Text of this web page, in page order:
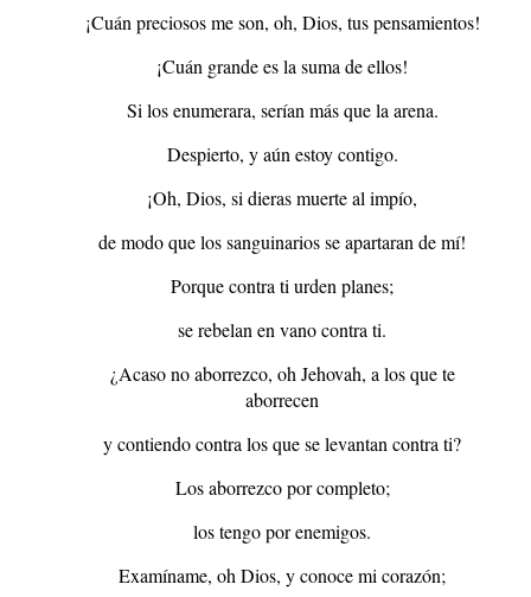
¡Cuán preciosos me son, oh, Dios, tus pensamientos!
¡Cuán grande es la suma de ellos!
Si los enumerara, serían más que la arena.
Despierto, y aún estoy contigo.
¡Oh, Dios, si dieras muerte al impío,
de modo que los sanguinarios se apartaran de mí!
Porque contra ti urden planes;
se rebelan en vano contra ti.
¿Acaso no aborrezco, oh Jehovah, a los que te
aborrecen
y contiendo contra los que se levantan contra ti?
Los aborrezco por completo;
los tengo por enemigos.
Examíname, oh Dios, y conoce mi corazón;